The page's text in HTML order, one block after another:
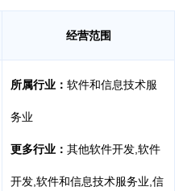
经营范围
所属行业： 软件和信息技术服
务业
更多行业： 其他软件开发,软件
开发,软件和信息技术服务业,信